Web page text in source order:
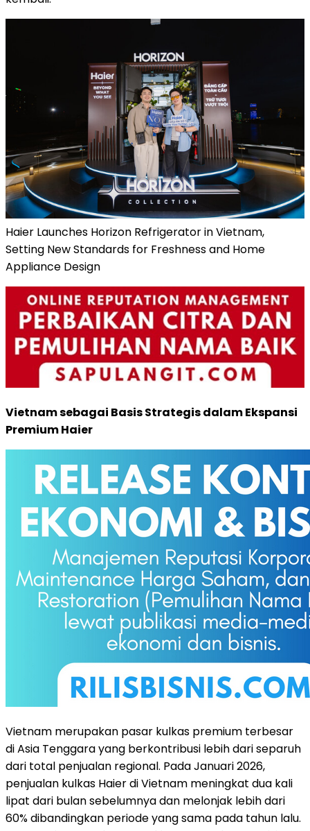
Haier Launches Horizon Refrigerator in Vietnam,
Setting New Standards for Freshness and Home
Appliance Design
Vietnam sebagai Basis Strategis dalam Ekspansi
Premium Haier
Vietnam merupakan pasar kulkas premium terbesar
di Asia Tenggara yang berkontribusi lebih dari separuh
dari total penjualan regional. Pada Januari 2026,
penjualan kulkas Haier di Vietnam meningkat dua kali
lipat dari bulan sebelumnya dan melonjak lebih dari
60% dibandingkan periode yang sama pada tahun lalu.